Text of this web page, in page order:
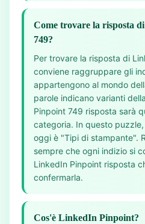
Come trovare la risposta
749?
Per trovare la risposta di
conviene raggruppare gli
appartengono al mondo
parole indicano varianti
Pinpoint 749 risposta sarà
categoria. In questo
oggi è "Tipi di stampante".
sempre che ogni indizio si
LinkedIn Pinpoint risposta
confermarla.
Cos'è LinkedIn Pinpoint?